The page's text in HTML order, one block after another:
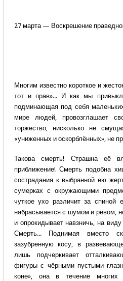
27 марта — Воскрешение
Многим известно короткое и
тот и прав»... И как мы
подминающая под себя
мире людей, провозглашает
торжество, нисколько не
«униженных и оскорблённых», не
Такова смерть! Страшна её
приближение! Смерть подобна
сострадания к выбранной ею
сумерках с окружающими
чуткое ухо различит за спиной
набрасывается с шумом и рёвом,
и опрокидывает навзничь, на
Смерть... Поднимая вместо
зазубренную косу, в
лишь подчеркивает
фигуры с чёрными пустыми
коне», она в течение многих